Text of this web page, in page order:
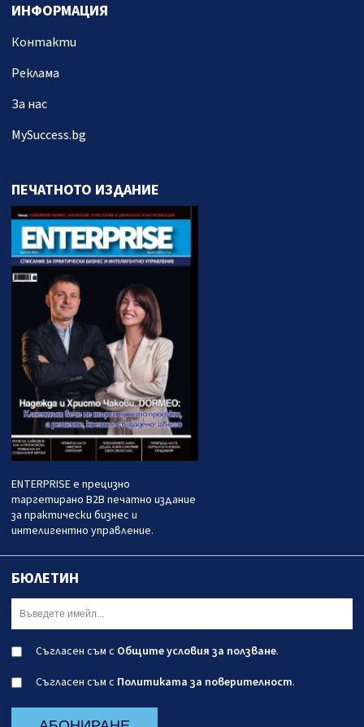
ИНФОРМАЦИЯ
Контакти
Реклама
За нас
MySuccess.bg
ПЕЧАТНОТО ИЗДАНИЕ
ENTERPRISE е прецизно
таргетирано B2B печатно издание
за практически бизнес и
интелигентно управление.
БЮЛЕТИН
Съгласен съм с Общите условия за ползване.
Съгласен съм с Политиката за поверителност.